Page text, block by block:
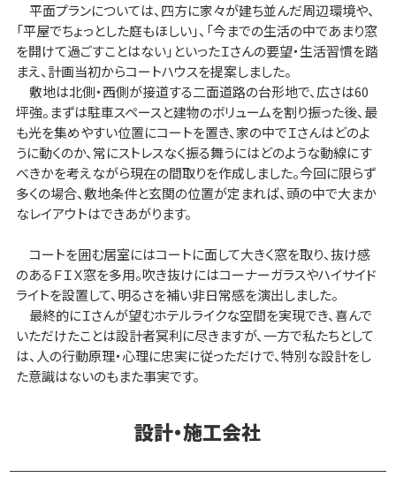
平面プランについては、四方に家々が建ち並んだ周辺環境や、
「平屋でちょっとした庭もほしい」、「今までの生活の中であまり窓
を開けて過ごすことはない」といったＩさんの要望・生活習慣を踏
まえ、計画当初からコートハウスを提案しました。
敷地は北側・西側が接道する二面道路の台形地で、広さは60
坪強。まずは駐車スペースと建物のボリュームを割り振った後、最
も光を集めやすい位置にコートを置き、家の中でＩさんはどのよ
うに動くのか、常にストレスなく振る舞うにはどのような動線にす
べきかを考えながら現在の間取りを作成しました。今回に限らず
多くの場合、敷地条件と玄関の位置が定まれば、頭の中で大まか
なレイアウトはできあがります。
コートを囲む居室にはコートに面して大きく窓を取り、抜け感
のあるＦＩＸ窓を多用。吹き抜けにはコーナーガラスやハイサイド
ライトを設置して、明るさを補い非日常感を演出しました。
最終的にＩさんが望むホテルライクな空間を実現でき、喜んで
いただけたことは設計者冥利に尽きますが、一方で私たちとして
は、人の行動原理・心理に忠実に従っただけで、特別な設計をし
た意識はないのもまた事実です。
設計・施工会社